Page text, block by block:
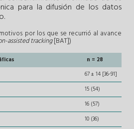
para la difusión de los datos
por los que se recurrió al avance
assisted tracking[BAT])
n = 28
67 ± 14 [36-91]
15 (54)
16 (57)
10 (36)